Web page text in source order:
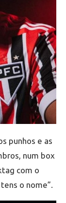
punhos e as
num box
com o
o nome”.